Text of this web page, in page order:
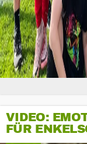
VIDEO:
FÜR